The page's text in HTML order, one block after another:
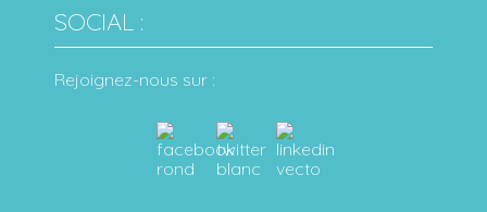
SOCIAL :
Rejoignez-nous sur :